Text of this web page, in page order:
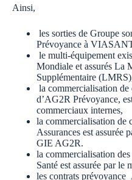
Ainsi,
les sorties de Groupe
Prévoyance à
le multi-équipement
Mondiale et assurés La
Supplémentaire
la commercialisation
d’AG2R Prévoyance,
commerciaux internes,
la commercialisation de
Assurances est assurée
GIE AG2R.
la commercialisation
Santé est assurée par
les contrats